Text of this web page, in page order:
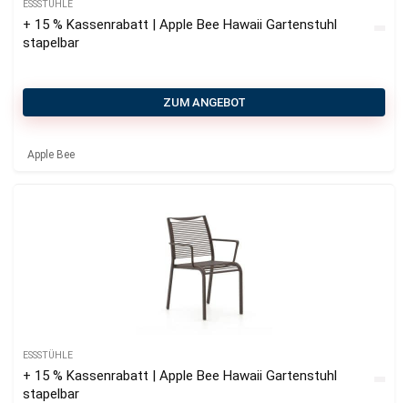
ESSSTÜHLE
+ 15 % Kassenrabatt | Apple Bee Hawaii Gartenstuhl
stapelbar
ZUM ANGEBOT
Apple Bee
ESSSTÜHLE
+ 15 % Kassenrabatt | Apple Bee Hawaii Gartenstuhl
stapelbar